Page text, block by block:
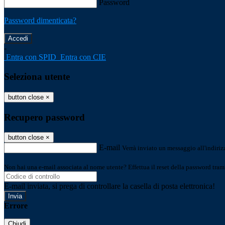
Password
Password dimenticata?
-
Entra con SPID Entra con CIE
Seleziona utente
button close ×
Recupero password
button close ×
E-mail Verrà inviato un messaggio
Non hai una e-mail associata al nome utente? Effettua il reset della password
E-mail inviata, si prega di controllare la casella di posta elettronica!
Errore